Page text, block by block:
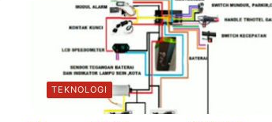
TEKNOLOGI